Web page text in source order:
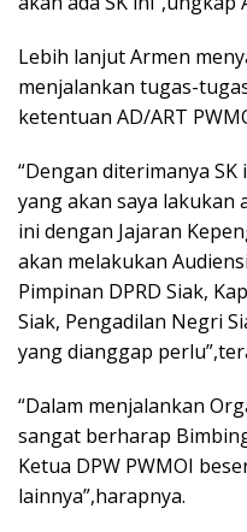
Lebih lanjut Armen
menjalankan tugas-
ketentuan AD/ART
“Dengan diterimanya
yang akan saya lakukan
ini dengan Jajaran
akan melakukan
Pimpinan DPRD Siak,
Siak, Pengadilan Negri
yang dianggap
“Dalam menjalankan
sangat berharap
Ketua DPW PWMOI
lainnya”,harapnya.